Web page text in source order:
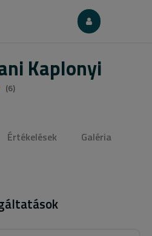
Kaplonyi
(6)
Értékelések Galéria